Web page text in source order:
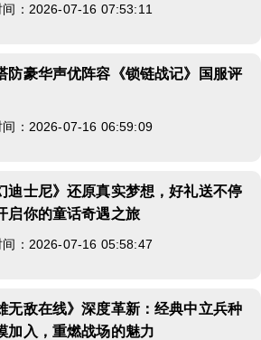
间：2026-07-16 07:53:11
防豪华声优阵容《锁链战记》国服评
间：2026-07-16 06:59:09
迪士尼》还原真实梦想，好礼送不停
你的童话奇遇之旅
间：2026-07-16 05:58:47
无敌在线》深度革新：经典中立兵种
加入，重燃战场的魅力